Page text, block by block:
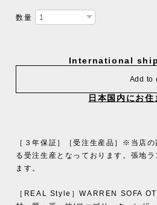
数量
International
Add to
日本国内にお
［３年保証］［受注生産品］※当店
る受注生産となっております。張地
ます。
［REAL Style］WARREN SOFA